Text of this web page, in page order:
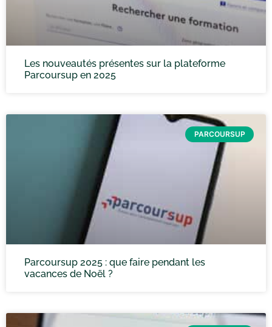
Les nouveautés présentes sur la plateforme
Parcoursup en 2025
PARCOURSUP
Parcoursup 2025 : que faire pendant les
vacances de Noël ?